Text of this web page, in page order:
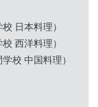
日本料理）
西洋料理）
校 中国料理）